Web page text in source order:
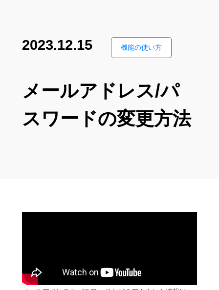
2023.12.15 機能の使い方
メールアドレス/パ
スワードの変更方法